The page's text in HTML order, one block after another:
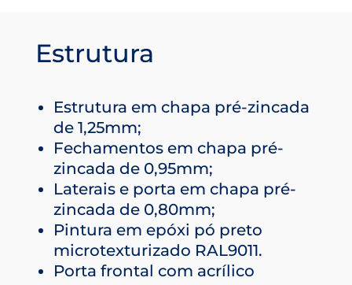
Estrutura
Estrutura em chapa pré-zincada
de 1,25mm;
Fechamentos em chapa pré-
zincada de 0,95mm;
Laterais e porta em chapa pré-
zincada de 0,80mm;
Pintura em epóxi pó preto
microtexturizado RAL9011.
Porta frontal com acrílico